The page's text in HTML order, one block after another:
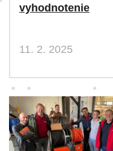
vyhodnotenie
11. 2. 2025